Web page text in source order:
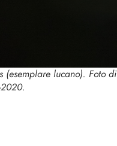
(esemplare lucano). Foto di